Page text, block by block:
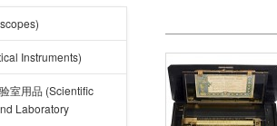
Instruments)
室用品 (Scientific
Laboratory